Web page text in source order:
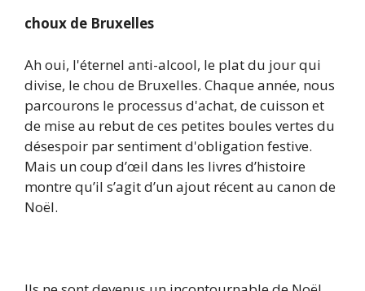
choux de Bruxelles
Ah oui, l'éternel anti-alcool, le plat du jour qui
divise, le chou de Bruxelles. Chaque année, nous
parcourons le processus d'achat, de cuisson et
de mise au rebut de ces petites boules vertes du
désespoir par sentiment d'obligation festive.
Mais un coup d’œil dans les livres d’histoire
montre qu’il s’agit d’un ajout récent au canon de
Noël.